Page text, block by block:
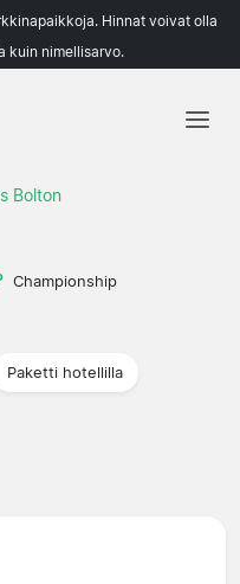
Hinnat voivat olla
kuin nimellisarvo.
Bolton
Championship
Paketti hotellilla